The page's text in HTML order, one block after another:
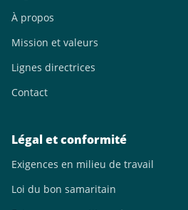
À propos
Mission et valeurs
Lignes directrices
Contact
Légal et conformité
Exigences en milieu de travail
Loi du bon samaritain